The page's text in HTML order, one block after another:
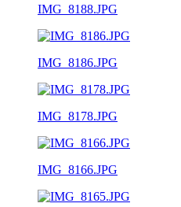
IMG_8188.JPG
IMG_8186.JPG
IMG_8178.JPG
IMG_8166.JPG